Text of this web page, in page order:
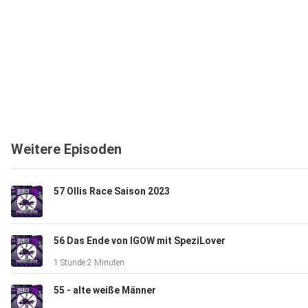
Weitere Episoden
57 Ollis Race Saison 2023
56 Das Ende von IGOW mit SpeziLover
1 Stunde 2 Minuten
55 - alte weiße Männer